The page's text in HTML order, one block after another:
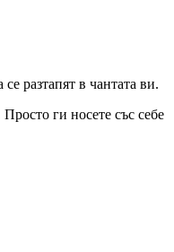
разтапят в чантата ви.
ги носете със себе